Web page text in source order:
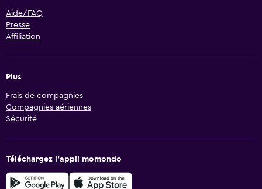
Aide/FAQ
Presse
Affiliation
Plus
Frais de compagnies
Compagnies aériennes
Sécurité
Téléchargez l’appli momondo